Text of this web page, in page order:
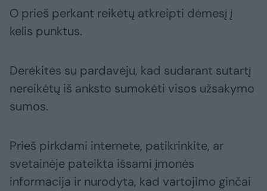
O prieš perkant reikėtų atkreipti dėmesį į
kelis punktus.
Derėkitės su pardavėju, kad sudarant sutartį
nereikėtų iš anksto sumokėti visos užsakymo
sumos.
Prieš pirkdami internete, patikrinkite, ar
svetainėje pateikta išsami įmonės
informacija ir nurodyta, kad vartojimo ginčai